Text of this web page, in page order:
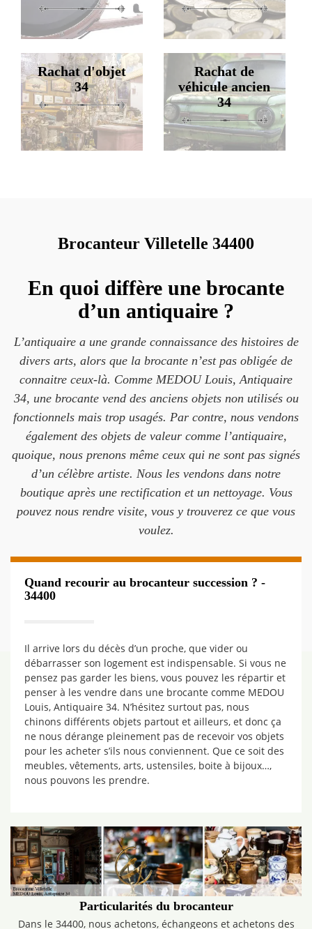
Rachat d'objet
34
Rachat de
véhicule ancien
34
Brocanteur Villetelle 34400
En quoi diffère une brocante
d’un antiquaire ?
L’antiquaire a une grande connaissance des histoires de
divers arts, alors que la brocante n’est pas obligée de
connaitre ceux-là. Comme MEDOU Louis, Antiquaire
34, une brocante vend des anciens objets non utilisés ou
fonctionnels mais trop usagés. Par contre, nous vendons
également des objets de valeur comme l’antiquaire,
quoique, nous prenons même ceux qui ne sont pas signés
d’un célèbre artiste. Nous les vendons dans notre
boutique après une rectification et un nettoyage. Vous
pouvez nous rendre visite, vous y trouverez ce que vous
voulez.
Quand recourir au brocanteur succession ? -
34400
Il arrive lors du décès d’un proche, que vider ou
débarrasser son logement est indispensable. Si vous ne
pensez pas garder les biens, vous pouvez les répartir et
penser à les vendre dans une brocante comme MEDOU
Louis, Antiquaire 34. N’hésitez surtout pas, nous
chinons différents objets partout et ailleurs, et donc ça
ne nous dérange pleinement pas de recevoir vos objets
pour les acheter s’ils nous conviennent. Que ce soit des
meubles, vêtements, arts, ustensiles, boite à bijoux…,
nous pouvons les prendre.
Particularités du brocanteur
Dans le 34400, nous achetons, échangeons et achetons des